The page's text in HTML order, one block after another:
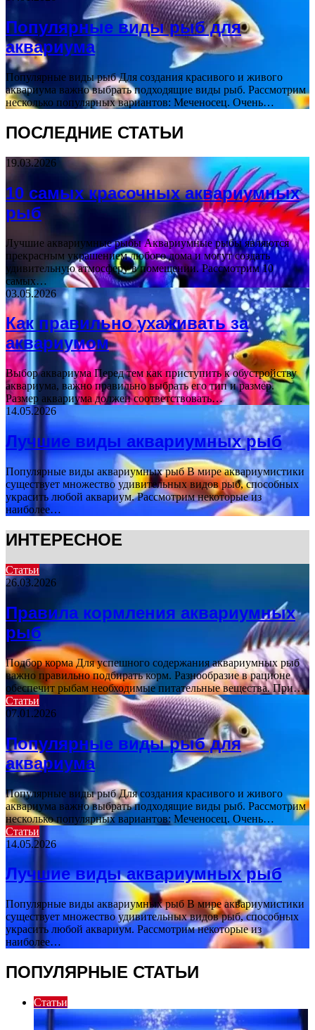
Популярные виды рыб для
аквариума
Популярные виды рыб Для создания красивого и живого
аквариума важно выбрать подходящие виды рыб. Рассмотрим
несколько популярных вариантов: Меченосец. Очень…
ПОСЛЕДНИЕ СТАТЬИ
19.03.2026
10 самых красочных аквариумных
рыб
Лучшие аквариумные рыбы Аквариумные рыбы являются
прекрасным украшением любого дома и могут создать
удивительную атмосферу в помещении. Рассмотрим 10
самых…
03.05.2026
Как правильно ухаживать за
аквариумом
Выбор аквариума Перед тем как приступить к обустройству
аквариума, важно правильно выбрать его тип и размер.
Размер аквариума должен соответствовать…
14.05.2026
Лучшие виды аквариумных рыб
Популярные виды аквариумных рыб В мире аквариумистики
существует множество удивительных видов рыб, способных
украсить любой аквариум. Рассмотрим некоторые из
наиболее…
ИНТЕРЕСНОЕ
Статьи
26.03.2026
Правила кормления аквариумных
рыб
Подбор корма Для успешного содержания аквариумных рыб
важно правильно подбирать корм. Разнообразие в рационе
обеспечит рыбам необходимые питательные вещества. При…
Статьи
07.01.2026
Популярные виды рыб для
аквариума
Популярные виды рыб Для создания красивого и живого
аквариума важно выбрать подходящие виды рыб. Рассмотрим
несколько популярных вариантов: Меченосец. Очень…
Статьи
14.05.2026
Лучшие виды аквариумных рыб
Популярные виды аквариумных рыб В мире аквариумистики
существует множество удивительных видов рыб, способных
украсить любой аквариум. Рассмотрим некоторые из
наиболее…
ПОПУЛЯРНЫЕ СТАТЬИ
Статьи